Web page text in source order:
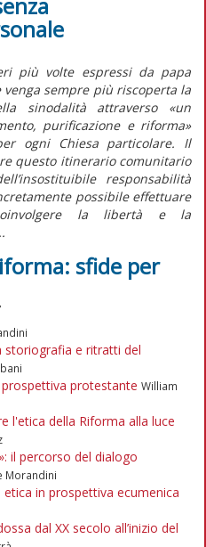
più volte espressi da papa
venga sempre più riscoperta la
sinodalità attraverso «un
purificazione e riforma»
ogni Chiesa particolare. Il
questo itinerario comunitario
responsabilità
possibile effettuare
la libertà e la
sfide per
storiografia e ritratti del
protestante William
l'etica della Riforma alla luce
il percorso del dialogo
Morandini
in prospettiva ecumenica
dal XX secolo all’inizio del